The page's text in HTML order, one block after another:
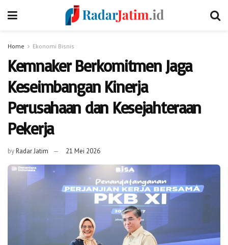
Home Ekonomi Bisnis
Kemnaker Berkomitmen Jaga
Keseimbangan Kinerja
Perusahaan dan Kesejahteraan
Pekerja
byRadar Jatim 21 Mei 2026